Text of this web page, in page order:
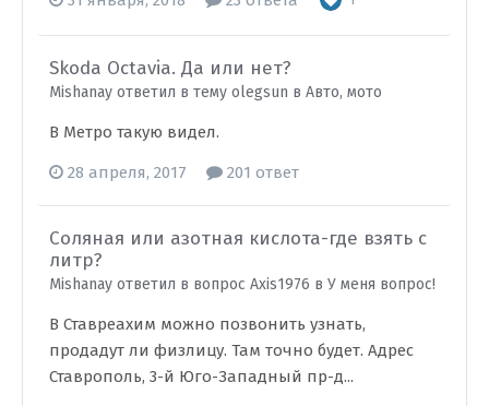
Skoda Octavia. Да или нет?
Mishanay ответил в тему olegsun в Авто, мото
В Метро такую видел.
28 апреля, 2017 201 ответ
Соляная или азотная кислота-где взять с
литр?
Mishanay ответил в вопрос Axis1976 в У меня вопрос!
В Ставреахим можно позвонить узнать,
продадут ли физлицу. Там точно будет. Адрес
Ставрополь, 3-й Юго-Западный пр-д...